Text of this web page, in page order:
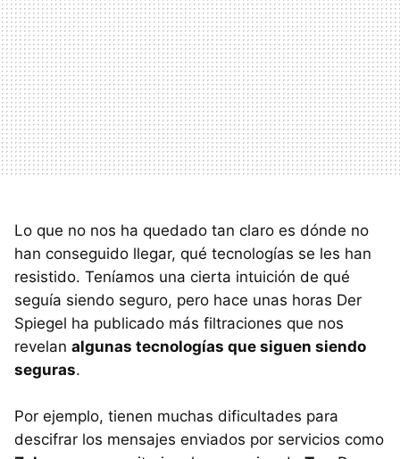
Lo que no nos ha quedado tan claro es dónde no
han conseguido llegar, qué tecnologías se les han
resistido. Teníamos una cierta intuición de qué
seguía siendo seguro, pero hace unas horas Der
Spiegel ha publicado más filtraciones que nos
revelan algunas tecnologías que siguen siendo
seguras.
Por ejemplo, tienen muchas dificultades para
descifrar los mensajes enviados por servicios como